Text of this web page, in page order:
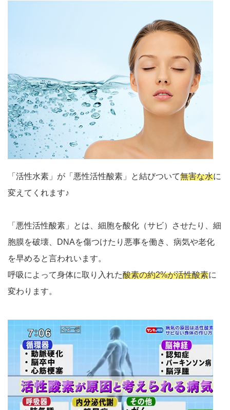
「活性水素」が「悪性活性酸素」と結びついて無害な水に
変えてくれます♪
「悪性活性酸素」とは、細胞を酸化（サビ）させたり、細
胞膜を破壊、DNAを傷つけたり悪事を働き、病気や老化
を早めると言われいます。
呼吸によって身体に取り入れた酸素の約2%が活性酸素に
変わります。